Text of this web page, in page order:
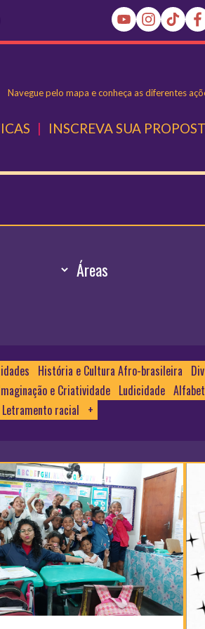
Navegue pelo mapa e conheça as diferentes
| INSCREVA SUA
História e Cultura Afro-brasileira
e Criatividade Ludicidade
Letramento racial +